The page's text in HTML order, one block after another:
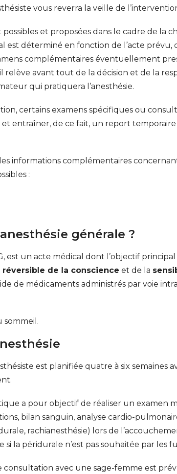
ROBERT SCHUMAN
vous reverra la veille de
possibles et proposées dans le cadre de la
est déterminé en fonction de l’acte prévu,
complémentaires éventuellement
relève avant tout de la décision et de la
qui pratiquera l’anesthésie.
certains examens spécifiques ou
entraîner, de ce fait, un report
informations complémentaires
:
générale ?
est un acte médical dont l’objectif principal
de la conscience et de la
de médicaments administrés par voie
sommeil.
est planifiée quatre à six semaines
a pour objectif de réaliser un examen
bilan sanguin, analyse cardio-
rachianesthésie) lors de
si la péridurale n’est pas souhaitée par les
consultation avec une sage-femme est